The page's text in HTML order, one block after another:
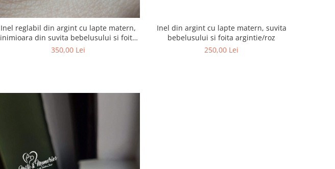
Inel reglabil din argint cu lapte matern,
inimioara din suvita bebelusului si foita
argintie
350,00 Lei
Inel din argint cu lapte matern, suvita
bebelusului si foita argintie/roz
250,00 Lei